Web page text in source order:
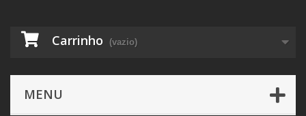
Carrinho (vazio)
MENU